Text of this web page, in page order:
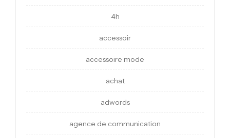
4h
accessoir
accessoire mode
achat
adwords
agence de communication